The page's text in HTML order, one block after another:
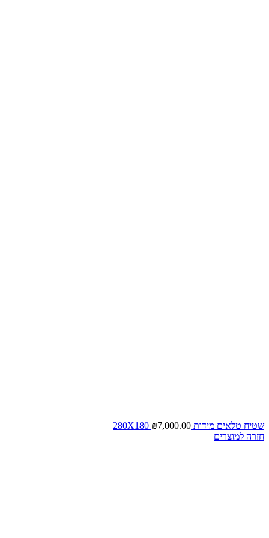
שטיח טלאים מידות 280X180 ₪7,000.00
חזרה למוצרים